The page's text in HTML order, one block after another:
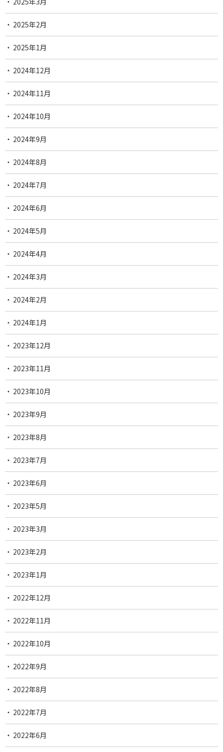
2025年2月
2025年1月
2024年12月
2024年11月
2024年10月
2024年9月
2024年8月
2024年7月
2024年6月
2024年5月
2024年4月
2024年3月
2024年2月
2024年1月
2023年12月
2023年11月
2023年10月
2023年9月
2023年8月
2023年7月
2023年6月
2023年5月
2023年3月
2023年2月
2023年1月
2022年12月
2022年11月
2022年10月
2022年9月
2022年8月
2022年7月
2022年6月